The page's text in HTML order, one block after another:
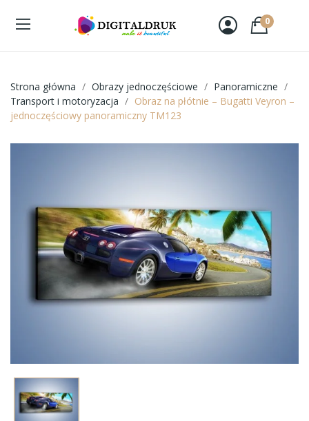
0
Strona główna Obrazy jednoczęściowe
Panoramiczne
Transport i motoryzacja
Obraz na płótnie – Bugatti Veyron –
jednoczęściowy panoramiczny TM123